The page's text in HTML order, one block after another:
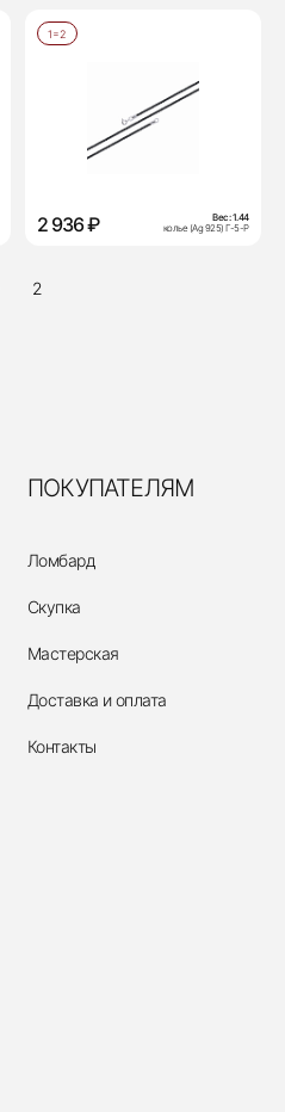
1=2
2 936 ₽ Вес:1.44
колье (Ag 925) Г-5-Р
2
ПОКУПАТЕЛЯМ
Ломбард
Скупка
Мастерская
Доставка и оплата
Контакты